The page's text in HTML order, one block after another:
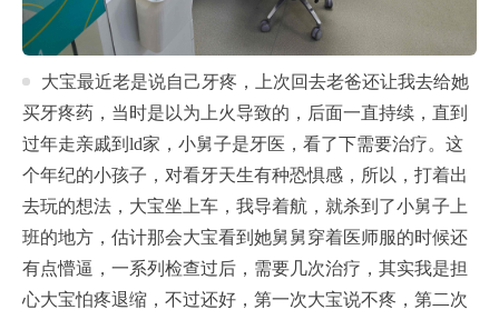
大宝最近老是说自己牙疼，上次回去老爸还让我去给她
买牙疼药，当时是以为上火导致的，后面一直持续，直到
过年走亲戚到ld家，小舅子是牙医，看了下需要治疗。这
个年纪的小孩子，对看牙天生有种恐惧感，所以，打着出
去玩的想法，大宝坐上车，我导着航，就杀到了小舅子上
班的地方，估计那会大宝看到她舅舅穿着医师服的时候还
有点懵逼，一系列检查过后，需要几次治疗，其实我是担
心大宝怕疼退缩，不过还好，第一次大宝说不疼，第二次